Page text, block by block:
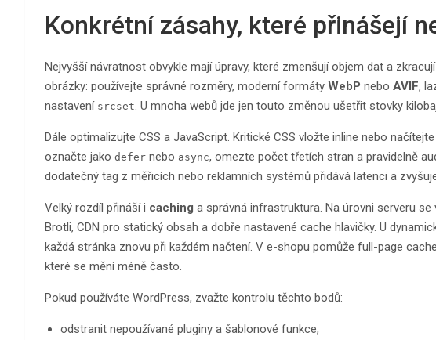
Konkrétní zásahy, které přinášejí
Nejvyšší návratnost obvykle mají úpravy, které zmenšují objem dat a
obrázky: používejte správné rozměry, moderní formáty WebP nebo AVIF,
nastavení srcset. U mnoha webů jde jen touto změnou ušetřit stovky
Dále optimalizujte CSS a JavaScript. Kritické CSS vložte inline nebo
označte jako defer nebo async, omezte počet třetích stran a pravidelně
dodatečný tag z měřicích nebo reklamních systémů přidává latenci a
Velký rozdíl přináší i caching a správná infrastruktura. Na úrovni serveru
Brotli, CDN pro statický obsah a dobře nastavené cache hlavičky. U
každá stránka znovu při každém načtení. V e-shopu pomůže full-page
které se mění méně často.
Pokud používáte WordPress, zvažte kontrolu těchto bodů:
odstranit nepoužívané pluginy a šablonové funkce,